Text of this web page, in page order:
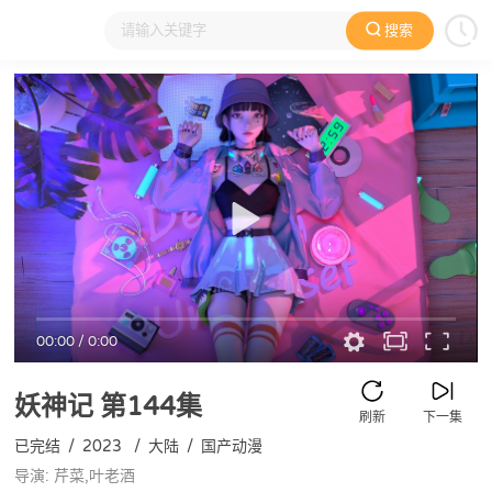
搜索
大家在看 日本动漫 国产动漫 欧美动漫 动漫电影
00:00/0:00
妖神记 第144集 下一集
刷新
已完结 / 2023 / 大陆 / 国产动漫
导演: 芹菜,叶老酒